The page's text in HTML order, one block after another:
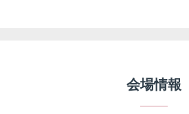
会場情報